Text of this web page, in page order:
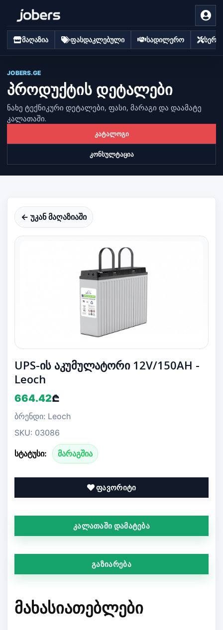
მაღაზია ფასდაკლებული სადილერო
JOBERS.GE
პროდუქტის დეტალები
ნახე ტექნიკური დეტალები, ფასი, მარაგი და დაამატე
კალათაში.
კატალოგი
კონსულტაცია
← უკან მაღაზიაში
UPS-ის აკუმულატორი 12V/150AH -
Leoch
664.42₾
ბრენდი: Leoch
SKU: 03086
სტატუსი: მარაგშია
ფავორიტი
კალათაში დამატება
გაზიარება
ᲛᲐᲮᲐᲡᲘᲐᲗᲔᲑᲚᲔᲑᲘ